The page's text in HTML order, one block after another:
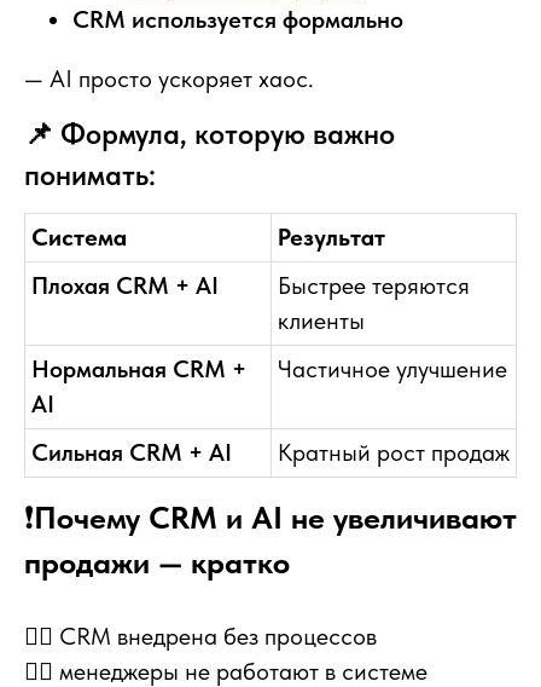
CRM используется формально
— AI просто ускоряет хаос.
📌 Формула, которую важно
понимать:
Система
Результат
Плохая CRM + AI
Быстрее теряются
клиенты
Нормальная CRM +
AI
Частичное улучшение
Сильная CRM + AI Кратный рост продаж
❗Почему CRM и AI не увеличивают
продажи — кратко
👉🏻 CRM внедрена без процессов
👉🏻 менеджеры не работают в системе